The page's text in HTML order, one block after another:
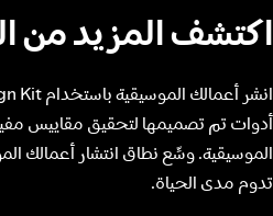
اكتشف المزيد من
أدوات تم تصميمها لتحقيق مقاييس
الموسيقية. وسِّع نطاق انتشار أعمالك
تدوم مدى الحياة.